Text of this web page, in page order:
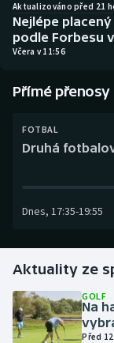
Boby a skeleton
Dostihy
Futsal
Gymnastika
Házená
AZ kvíz
Aktualizováno před 21
Nejlépe
podle Forbesu
Včera v 11:56
Přímé přenosy
FOTBAL
Druhá
Dnes, 17:35-19:55
Aktuality ze
GOLF
Na
Před